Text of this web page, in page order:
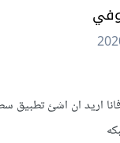
اريد ان اشئ تطبيق